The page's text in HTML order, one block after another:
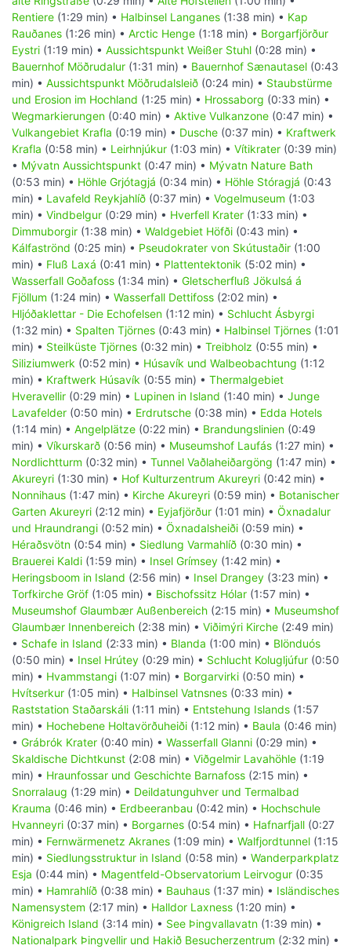
Rentiere (1:29 min) • Halbinsel Langanes (1:38 min) • Kap
Rauðanes (1:26 min) • Arctic Henge (1:18 min) • Borgarfjörður
Eystri (1:19 min) • Aussichtspunkt Weißer Stuhl (0:28 min) •
Bauernhof Möðrudalur (1:31 min) • Bauernhof Sænautasel (0:43
min) • Aussichtspunkt Möðrudalsleið (0:24 min) • Staubstürme
und Erosion im Hochland (1:25 min) • Hrossaborg (0:33 min) •
Wegmarkierungen (0:40 min) • Aktive Vulkanzone (0:47 min) •
Vulkangebiet Krafla (0:19 min) • Dusche (0:37 min) • Kraftwerk
Krafla (0:58 min) • Leirhnjúkur (1:03 min) • Vítikrater (0:39 min)
• Mývatn Aussichtspunkt (0:47 min) • Mývatn Nature Bath
(0:53 min) • Höhle Grjótagjá (0:34 min) • Höhle Stóragjá (0:43
min) • Lavafeld Reykjahlíð (0:37 min) • Vogelmuseum (1:03
min) • Vindbelgur (0:29 min) • Hverfell Krater (1:33 min) •
Dimmuborgir (1:38 min) • Waldgebiet Höfði (0:43 min) •
Kálfaströnd (0:25 min) • Pseudokrater von Skútustaðir (1:00
min) • Fluß Laxá (0:41 min) • Plattentektonik (5:02 min) •
Wasserfall Goðafoss (1:34 min) • Gletscherfluß Jökulsá á
Fjöllum (1:24 min) • Wasserfall Dettifoss (2:02 min) •
Hljóðaklettar - Die Echofelsen (1:12 min) • Schlucht Ásbyrgi
(1:32 min) • Spalten Tjörnes (0:43 min) • Halbinsel Tjörnes (1:01
min) • Steilküste Tjörnes (0:32 min) • Treibholz (0:55 min) •
Siliziumwerk (0:52 min) • Húsavík und Walbeobachtung (1:12
min) • Kraftwerk Húsavík (0:55 min) • Thermalgebiet
Hveravellir (0:29 min) • Lupinen in Island (1:40 min) • Junge
Lavafelder (0:50 min) • Erdrutsche (0:38 min) • Edda Hotels
(1:14 min) • Angelplätze (0:22 min) • Brandungslinien (0:49
min) • Víkurskarð (0:56 min) • Museumshof Laufás (1:27 min) •
Nordlichtturm (0:32 min) • Tunnel Vaðlaheiðargöng (1:47 min) •
Akureyri (1:30 min) • Hof Kulturzentrum Akureyri (0:42 min) •
Nonnihaus (1:47 min) • Kirche Akureyri (0:59 min) • Botanischer
Garten Akureyri (2:12 min) • Eyjafjörður (1:01 min) • Öxnadalur
und Hraundrangi (0:52 min) • Öxnadalsheiði (0:59 min) •
Héraðsvötn (0:54 min) • Siedlung Varmahlíð (0:30 min) •
Brauerei Kaldi (1:59 min) • Insel Grímsey (1:42 min) •
Heringsboom in Island (2:56 min) • Insel Drangey (3:23 min) •
Torfkirche Gröf (1:05 min) • Bischofssitz Hólar (1:57 min) •
Museumshof Glaumbær Außenbereich (2:15 min) • Museumshof
Glaumbær Innenbereich (2:38 min) • Viðimýri Kirche (2:49 min)
• Schafe in Island (2:33 min) • Blanda (1:00 min) • Blönduós
(0:50 min) • Insel Hrútey (0:29 min) • Schlucht Kolugljúfur (0:50
min) • Hvammstangi (1:07 min) • Borgarvirki (0:50 min) •
Hvítserkur (1:05 min) • Halbinsel Vatnsnes (0:33 min) •
Raststation Staðarskáli (1:11 min) • Entstehung Islands (1:57
min) • Hochebene Holtavörðuheiði (1:12 min) • Baula (0:46 min)
• Grábrók Krater (0:40 min) • Wasserfall Glanni (0:29 min) •
Skaldische Dichtkunst (2:08 min) • Viðgelmir Lavahöhle (1:19
min) • Hraunfossar und Geschichte Barnafoss (2:15 min) •
Snorralaug (1:29 min) • Deildatunguhver und Termalbad
Krauma (0:46 min) • Erdbeeranbau (0:42 min) • Hochschule
Hvanneyri (0:37 min) • Borgarnes (0:54 min) • Hafnarfjall (0:27
min) • Fernwärmenetz Akranes (1:09 min) • Walfjordtunnel (1:15
min) • Siedlungsstruktur in Island (0:58 min) • Wanderparkplatz
Esja (0:44 min) • Magentfeld-Observatorium Leirvogur (0:35
min) • Hamrahlíð (0:38 min) • Bauhaus (1:37 min) • Isländisches
Namensystem (2:17 min) • Halldor Laxness (1:20 min) •
Königreich Island (3:14 min) • See Þingvallavatn (1:39 min) •
Nationalpark Þingvellir und Hakið Besucherzentrum (2:32 min) •